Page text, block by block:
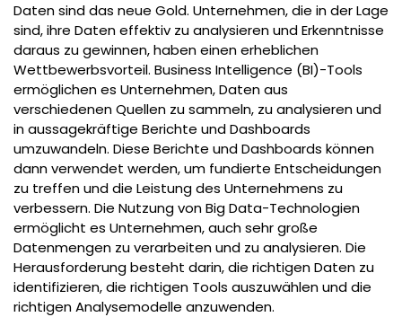
Daten sind das neue Gold. Unternehmen, die in der Lage
sind, ihre Daten effektiv zu analysieren und Erkenntnisse
daraus zu gewinnen, haben einen erheblichen
Wettbewerbsvorteil. Business Intelligence (BI)-Tools
ermöglichen es Unternehmen, Daten aus
verschiedenen Quellen zu sammeln, zu analysieren und
in aussagekräftige Berichte und Dashboards
umzuwandeln. Diese Berichte und Dashboards können
dann verwendet werden, um fundierte Entscheidungen
zu treffen und die Leistung des Unternehmens zu
verbessern. Die Nutzung von Big Data-Technologien
ermöglicht es Unternehmen, auch sehr große
Datenmengen zu verarbeiten und zu analysieren. Die
Herausforderung besteht darin, die richtigen Daten zu
identifizieren, die richtigen Tools auszuwählen und die
richtigen Analysemodelle anzuwenden.